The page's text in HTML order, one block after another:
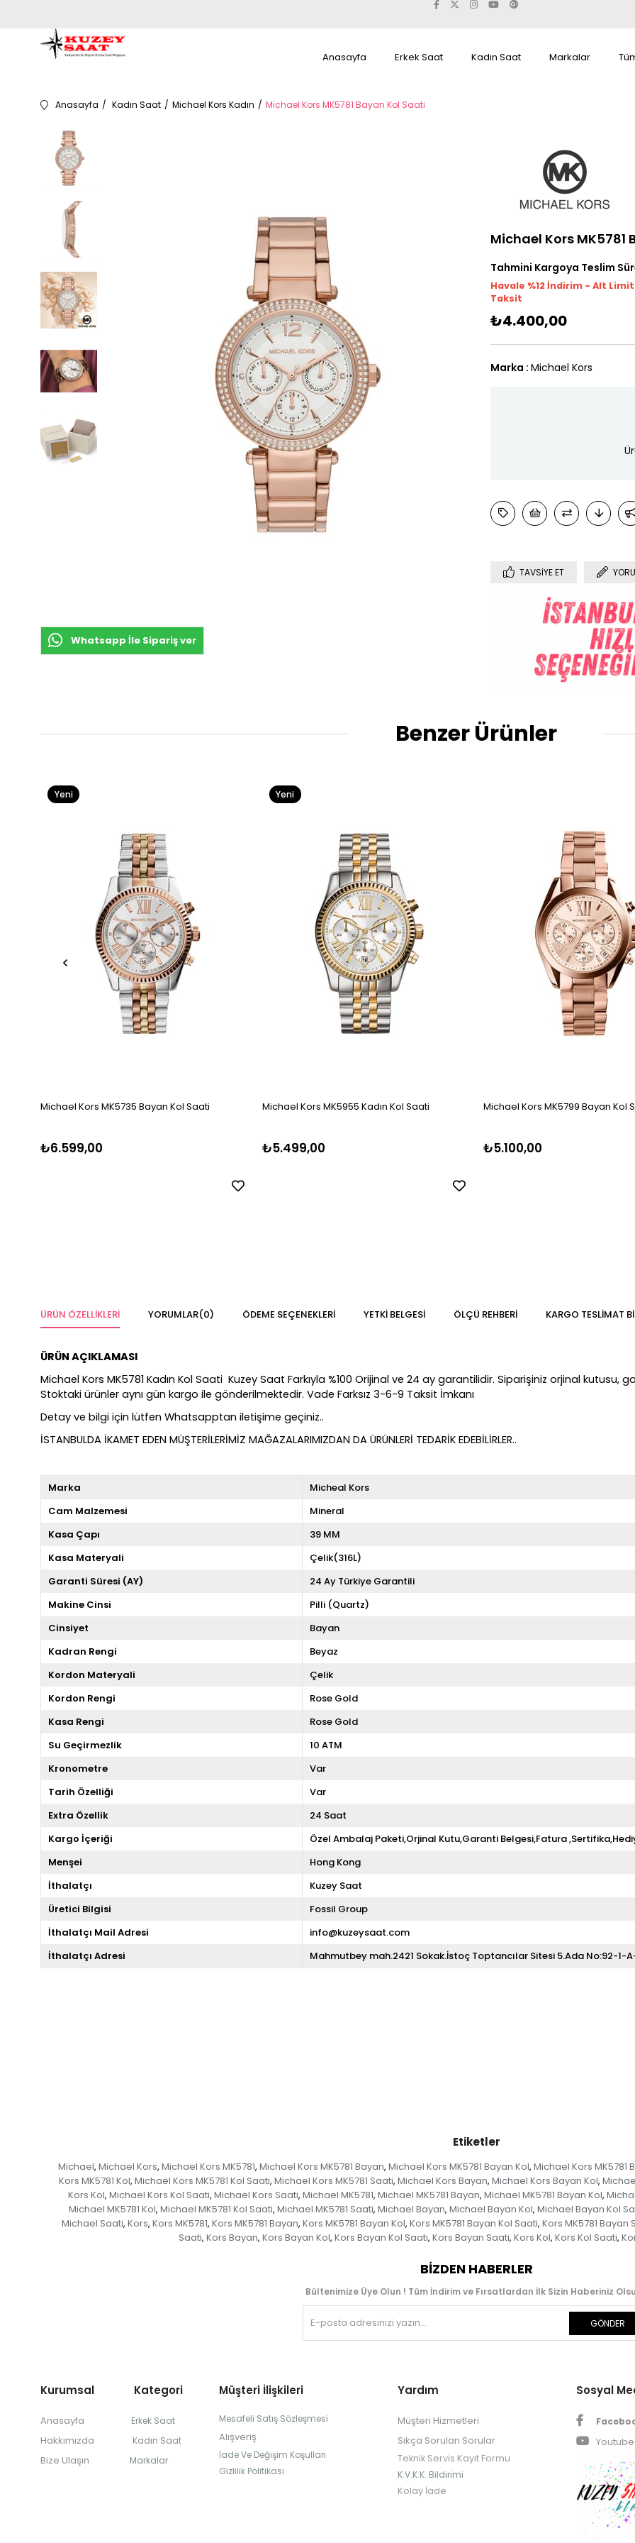
Anasayfa Erkek Saat Kadın Saat Markalar
Anasayfa Kadın Saat Michael Kors Kadın Michael Kors MK5781 Bayan Kol Saati
Whatsapp İle Sipariş ver
Michael Kors MK5781
Tahmini Kargoya Teslim
Havale %12 İndirim - Alt Limit
Taksit
₺4.400,00
Marka : Michael Kors
TAVSIYE ET
Benzer Ürünler
Michael Kors MK5735 Bayan Kol Saati
₺6.599,00
Yeni
Michael Kors MK5955 Kadın Kol Saati
₺5.499,00
Yeni
Michael Kors MK5799 Bayan Kol
₺5.100,00
ÜRÜN ÖZELLIKLERI YORUMLAR(0) ÖDEME SEÇENEKLERI YETKİ BELGESİ ÖLÇÜ REHBERI KARGO TESLIMAT
ÜRÜN AÇIKLAMASI
Michael Kors MK5781 Kadın Kol Saati Kuzey Saat Farkıyla %100 Orijinal ve 24 ay garantilidir. Siparişiniz orjinal kutusu,
Stoktaki ürünler aynı gün kargo ile gönderilmektedir. Vade Farksız 3-6-9 Taksit İmkanı
Detay ve bilgi için lütfen Whatsapptan iletişime geçiniz..
İSTANBULDA İKAMET EDEN MÜŞTERİLERİMİZ MAĞAZALARIMIZDAN DA ÜRÜNLERİ TEDARİK EDEBİLİRLER..
Marka
Micheal Kors
Cam Malzemesi
Mineral
Kasa Çapı
39 MM
Kasa Materyali
Çelik(316L)
Garanti Süresi (AY)
24 Ay Türkiye Garantili
Makine Cinsi
Pilli (Quartz)
Cinsiyet
Bayan
Kadran Rengi
Beyaz
Kordon Materyali
Çelik
Kordon Rengi
Rose Gold
Kasa Rengi
Rose Gold
Su Geçirmezlik
10 ATM
Kronometre
Var
Tarih Özelliği
Var
Extra Özellik
24 Saat
Kargo İçeriği
Özel Ambalaj Paketi,Orjinal Kutu,Garanti Belgesi,Fatura
Menşei
Hong Kong
İthalatçı
Kuzey Saat
Üretici Bilgisi
Fossil Group
İthalatçı Mail Adresi
info@kuzeysaat.com
İthalatçı Adresi
Mahmutbey mah.2421 Sokak.İstoç Toptancılar Sitesi 5.Ada No:92-1-
Etiketler
Michael, Michael Kors, Michael Kors MK5781, Michael Kors MK5781 Bayan, Michael Kors MK5781 Bayan Kol, Michael Kors MK5781
Kors MK5781 Kol, Michael Kors MK5781 Kol Saati, Michael Kors MK5781 Saati, Michael Kors Bayan, Michael Kors Bayan Kol,
Kors Kol, Michael Kors Kol Saati, Michael Kors Saati, Michael MK5781, Michael MK5781 Bayan, Michael MK5781 Bayan Kol,
Michael MK5781 Kol, Michael MK5781 Kol Saati, Michael MK5781 Saati, Michael Bayan, Michael Bayan Kol, Michael Bayan Kol
Michael Saati, Kors, Kors MK5781, Kors MK5781 Bayan, Kors MK5781 Bayan Kol, Kors MK5781 Bayan Kol Saati, Kors MK5781 Bayan
Saati, Kors Bayan, Kors Bayan Kol, Kors Bayan Kol Saati, Kors Bayan Saati, Kors Kol, Kors Kol Saati,
BIZDEN HABERLER
Bültenimize Üye Olun ! Tüm İndirim ve Fırsatlardan İlk Sizin Haberiniz
GÖNDER
Kurumsal Kategori
Anasayfa Erkek Saat
Hakkımızda Kadın Saat
Bize Ulaşın Markalar
Müşteri İlişkileri
Mesafeli Satış Sözleşmesi
Alışveriş
İade Ve Değişim Koşulları
Gizlilik Politikası
Yardım
Müşteri Hizmetleri
Sıkça Sorulan Sorular
Teknik Servis Kayıt Formu
K.V.K.K. Bildirimi
Kolay İade
Sosyal
Youtube